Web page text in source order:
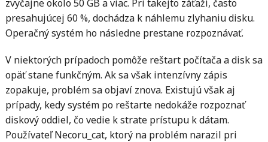
zvyčajne okolo 50 GB a viac. Pri takejto záťaži, často
presahujúcej 60 %, dochádza k náhlemu zlyhaniu disku.
Operačný systém ho následne prestane rozpoznávať.
V niektorých prípadoch pomôže reštart počítača a disk sa
opäť stane funkčným. Ak sa však intenzívny zápis
zopakuje, problém sa objaví znova. Existujú však aj
prípady, kedy systém po reštarte nedokáže rozpoznať
diskový oddiel, čo vedie k strate prístupu k dátam.
Používateľ Necoru_cat, ktorý na problém narazil pri